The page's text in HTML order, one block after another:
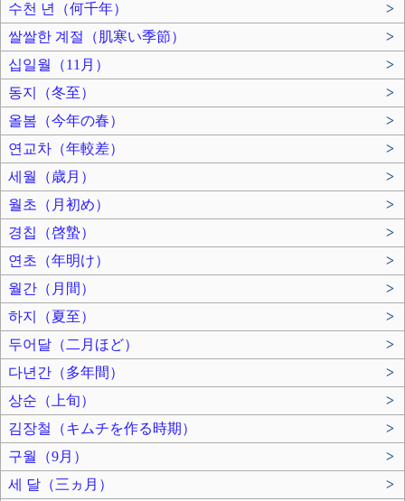
수천 년（何千年）
>
쌀쌀한 계절（肌寒い季節）
>
십일월（11月）
>
동지（冬至）
>
올봄（今年の春）
>
연교차（年較差）
>
세월（歳月）
>
월초（月初め）
>
경칩（啓蟄）
>
연초（年明け）
>
월간（月間）
>
하지（夏至）
>
두어달（二月ほど）
>
다년간（多年間）
>
상순（上旬）
>
김장철（キムチを作る時期）
>
구월（9月）
>
세 달（三ヵ月）
>